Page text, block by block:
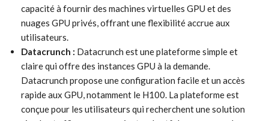
capacité à fournir des machines virtuelles GPU et des
nuages ​​GPU privés, offrant une flexibilité accrue aux
utilisateurs.
Datacrunch : Datacrunch est une plateforme simple et
claire qui offre des instances GPU à la demande.
Datacrunch propose une configuration facile et un accès
rapide aux GPU, notamment le H100. La plateforme est
conçue pour les utilisateurs qui recherchent une solution